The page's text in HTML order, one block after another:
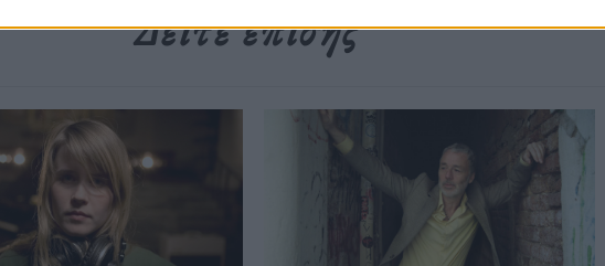
Δείτε επίσης